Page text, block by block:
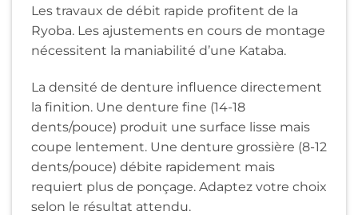
Les travaux de débit rapide profitent de la
Ryoba. Les ajustements en cours de montage
nécessitent la maniabilité d’une Kataba.
La densité de denture influence directement
la finition. Une denture fine (14-18
dents/pouce) produit une surface lisse mais
coupe lentement. Une denture grossière (8-12
dents/pouce) débite rapidement mais
requiert plus de ponçage. Adaptez votre choix
selon le résultat attendu.